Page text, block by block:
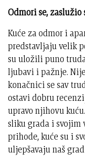
Odmori se, zaslužio
Kuće za odmor i
predstavljaju velik
su uložili puno
ljubavi i pažnje.
konačnici se sav
ostavi dobru
upravo njihovu
sliku grada i svojim
prihode, kuće su i
uljepšavaju naš